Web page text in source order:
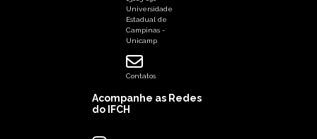
Universidade
Estadual de
Campinas -
Unicamp
Contatos
Acompanhe as Redes
do IFCH